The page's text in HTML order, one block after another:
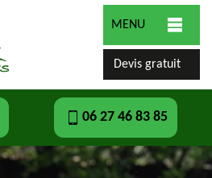
MENU
Devis gratuit
06 27 46 83 85